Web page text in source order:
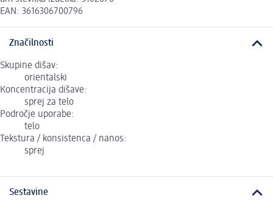
EAN: 3616306700796
Značilnosti
Skupine dišav:
orientalski
Koncentracija dišave:
sprej za telo
Področje uporabe:
telo
Tekstura / konsistenca / nanos:
sprej
Sestavine